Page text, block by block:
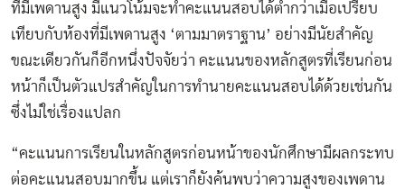
ที่มีเพดานสูง มีแนวโน้มจะทำคะแนนสอบได้ต่ำกว่าเมื่อเปรียบ
เทียบกับห้องที่มีเพดานสูง ‘ตามมาตราฐาน’ อย่างมีนัยสำคัญ
ขณะเดียวกันก็อีกหนึ่งปัจจัยว่า คะแนนของหลักสูตรที่เรียนก่อน
หน้าก็เป็นตัวแปรสำคัญในการทำนายคะแนนสอบได้ด้วยเช่นกัน
ซึ่งไม่ใช่เรื่องแปลก
“คะแนนการเรียนในหลักสูตรก่อนหน้าของนักศึกษามีผลกระทบ
ต่อคะแนนสอบมากขึ้น แต่เราก็ยังค้นพบว่าความสูงของเพดาน